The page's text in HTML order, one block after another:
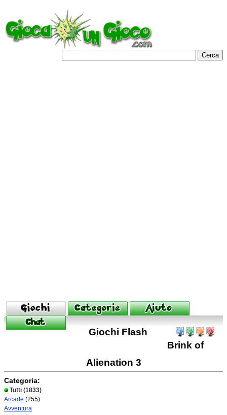
Giochi Flash
Brink of
Alienation 3
Categoria:
Tutti (1833)
Arcade (255)
Avventura